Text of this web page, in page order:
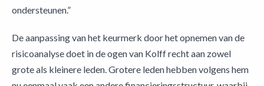
ondersteunen.”
De aanpassing van het keurmerk door het opnemen van de
risicoanalyse doet in de ogen van Kolff recht aan zowel
grote als kleinere leden. Grotere leden hebben volgens hem